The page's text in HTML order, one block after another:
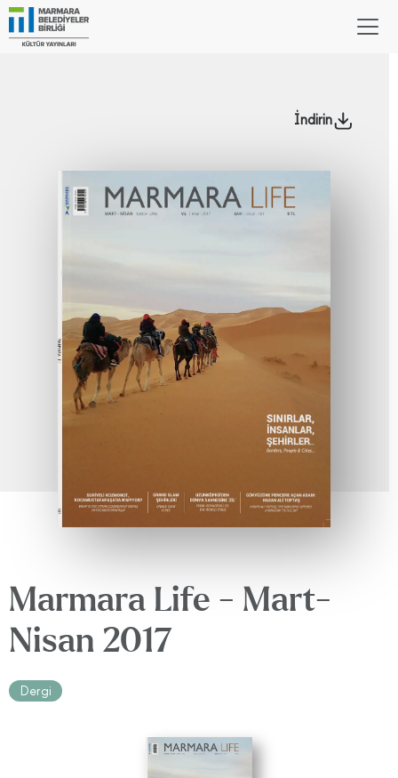
İndirin
Marmara Life - Mart-
Nisan 2017
Dergi